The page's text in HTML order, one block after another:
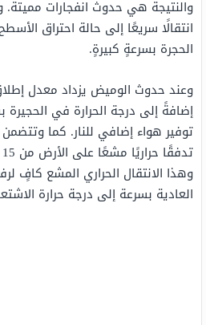
والنتيجة هي حدوث انفجارات
انتقالًا سريعًا إلى حالة احتراق
الحجرة بسرعةٍ كبيرةٍ.
وعند حدوث الوميض يزداد معدل
إضافةً إلى درجة الحرارة في
توفير هواء إضافي للنار. كما
وهذا الانتقال الحراري المشع كافٍ
العادية بسرعة إلى درجة حرارة